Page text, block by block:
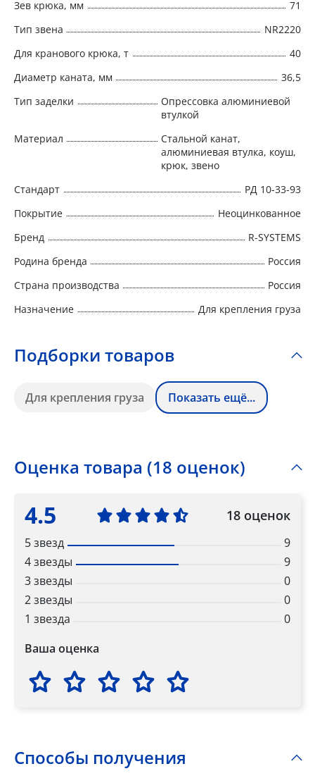
Зев крюка, мм
71
Тип звена
NR2220
Для кранового крюка, т
40
Диаметр каната, мм
36,5
Тип заделки
Опрессовка алюминиевой
втулкой
Материал
Стальной канат,
алюминиевая втулка, коуш,
крюк, звено
Стандарт
РД 10-33-93
Покрытие
Неоцинкованное
Бренд
R-SYSTEMS
Родина бренда
Россия
Страна производства
Россия
Назначение
Для крепления груза
Подборки товаров
Для крепления груза Показать ещё...
Оценка товара (18 оценок)
4.5 18 оценок
5 звезд
9
4 звезды
9
3 звезды
0
2 звезды
0
1 звезда
0
Ваша оценка
Способы получения